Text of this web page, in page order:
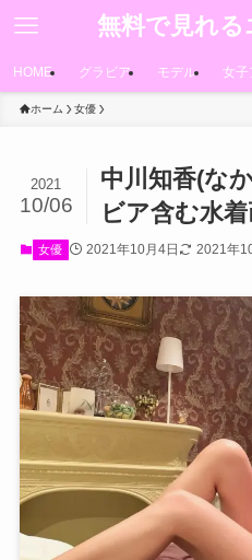
無料で見れ
HOME グラビア モデル 女子
ホーム 女優
中川知香(な
ビア含む水
2021
10/06
女優 2021年10月4日 2021年